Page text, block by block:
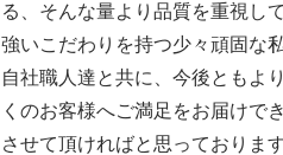
る、そんな量より品質を重視し
強いこだわりを持つ少々頑固な
自社職人達と共に、今後ともよ
くのお客様へご満足をお届けで
させて頂ければと思っております